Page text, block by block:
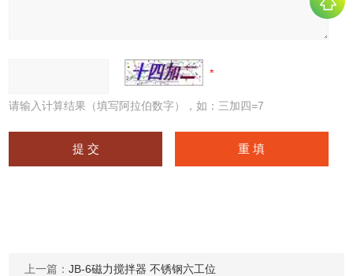
请输入计算结果（填写阿拉伯数字），如：三加四=7
上一篇：JB-6磁力搅拌器 不锈钢六工位